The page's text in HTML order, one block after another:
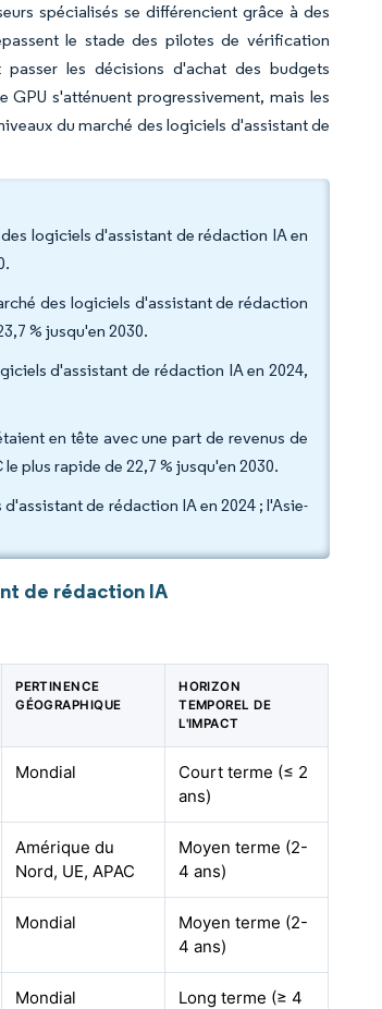
spécialisés se différencient grâce à des
le stade des pilotes de vérification
les décisions d'achat des budgets
s'atténuent progressivement, mais les
du marché des logiciels d'assistant de
logiciels d'assistant de rédaction IA en
des logiciels d'assistant de rédaction
% jusqu'en 2030.
d'assistant de rédaction IA en 2024,
en tête avec une part de revenus de
plus rapide de 22,7 % jusqu'en 2030.
de rédaction IA en 2024 ; l'Asie-
de rédaction IA
PERTINENCE
GÉOGRAPHIQUE
HORIZON
TEMPOREL DE
L'IMPACT
Mondial
Court terme (≤ 2
ans)
Amérique du
Nord, UE, APAC
Moyen terme (2-
4 ans)
Mondial
Moyen terme (2-
4 ans)
Mondial
Long terme (≥ 4